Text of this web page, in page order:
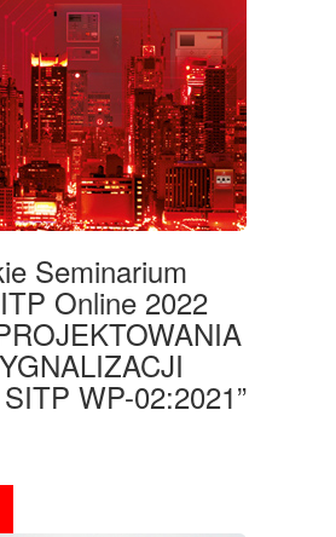
Seminarium
Online 2022
WP-02:2021”